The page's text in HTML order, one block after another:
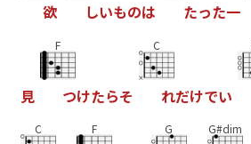
欲 しいものは たった一
見
F
つけたらそ
C
れだけでい
C F G G#dim